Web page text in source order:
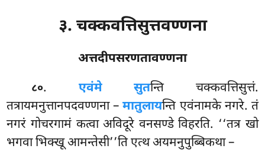
३. चक्कवत्तिसुत्तवण्णना
अत्तदीपसरणतावण्णना
८०. एवंमे सुतन्ति चक्कवत्तिसुत्तं.
तत्रायमनुत्तानपदवण्णना –मातुलायन्ति एवंनामके नगरे. तं
नगरं गोचरगामं कत्वा अविदूरे वनसण्डे विहरति. ‘‘तत्र खो
भगवा भिक्खू आमन्तेसी’’ति एत्थ अयमनुपुब्बिकथा –